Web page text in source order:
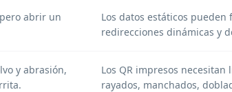
abrir un
Los datos estáticos
redirecciones dinámicas y
y abrasión,
Los QR impresos
rayados, manchados,